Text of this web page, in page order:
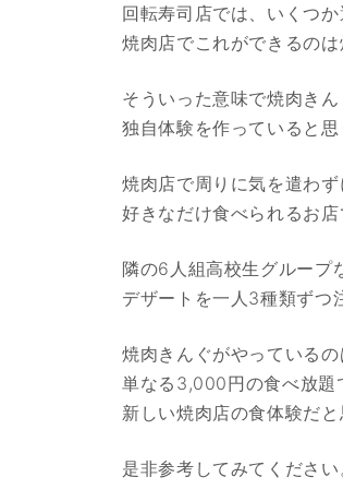
回転寿司店では、いくつか
焼肉店でこれができるの
そういった意味で焼肉きん
独自体験を作っていると思
焼肉店で周りに気を遣わ
好きなだけ食べられるお店
隣の6人組高校生グループ
デザートを一人3種類ずつ
焼肉きんぐがやっているの
単なる3,000円の食べ放題
新しい焼肉店の食体験だと
是非参考してみてください